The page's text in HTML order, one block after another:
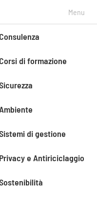
DI FORMAZIONE
-LEADERSHIP E
COACH: STRUMENTI DI
di
Menu
di formazione
di gestione
Privacy e Antiriciclaggio